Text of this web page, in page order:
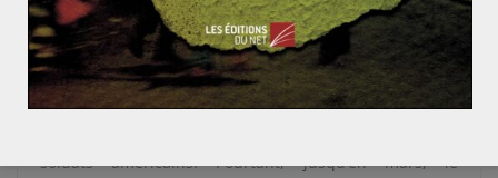
politique qu’ils avaient installé après la chute de
Saddam Hussein.
En janvier, le Parlement irakiena voté en faveur du
soldats américains. Pourtant, jusqu’en mars, le